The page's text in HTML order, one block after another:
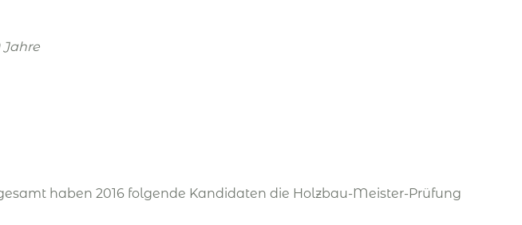
Jahre
haben 2016 folgende Kandidaten die Holzbau-Meister-Prüfung